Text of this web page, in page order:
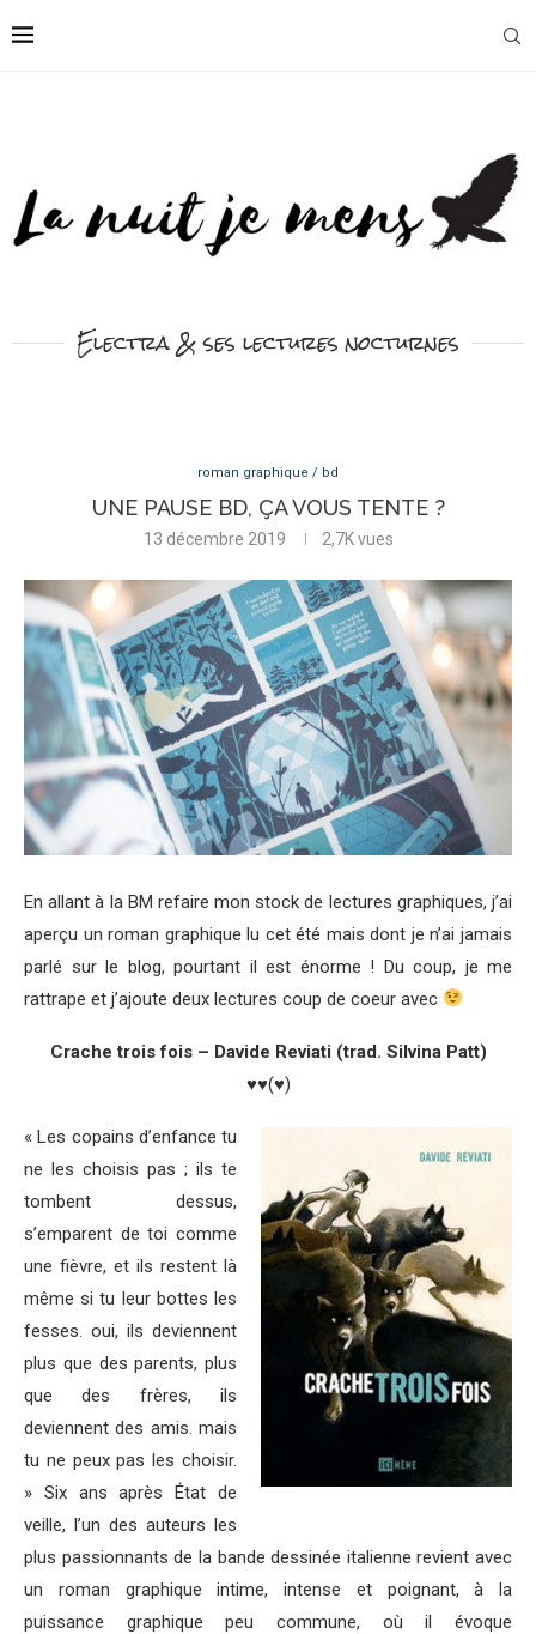
Electra & ses lectures nocturnes
roman graphique / bd
UNE PAUSE BD, ÇA VOUS TENTE ?
13 décembre 2019 2,7Kvues
En allant à la BM refaire mon stock de lectures graphiques, j’ai
aperçu un roman graphique lu cet été mais dont je n’ai jamais
parlé sur le blog, pourtant il est énorme ! Du coup, je me
rattrape et j’ajoute deux lectures coup de coeur avec
Crache trois fois – Davide Reviati (trad. Silvina Patt)
♥♥(♥)
« Les copains d’enfance tu
ne les choisis pas ; ils te
tombent dessus,
s’emparent de toi comme
une fièvre, et ils restent là
même si tu leur bottes les
fesses. oui, ils deviennent
plus que des parents, plus
que des frères, ils
deviennent des amis. mais
tu ne peux pas les choisir.
» Six ans après État de
veille, l’un des auteurs les
plus passionnants de la bande dessinée italienne revient avec
un roman graphique intime, intense et poignant, à la
puissance graphique peu commune, où il évoque